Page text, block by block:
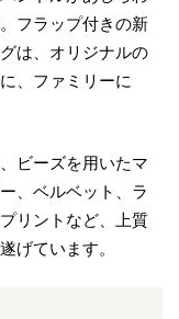
フラップ付きの新
は、オリジナルの
、ファミリーに
ビーズを用いたマ
、ベルベット、ラ
リントなど、上質
げています。